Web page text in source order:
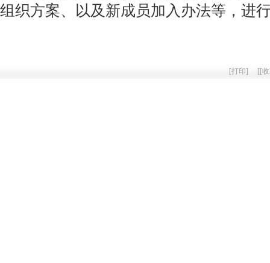
组织方案、以及新成员加入办法等，进
[打印] [[